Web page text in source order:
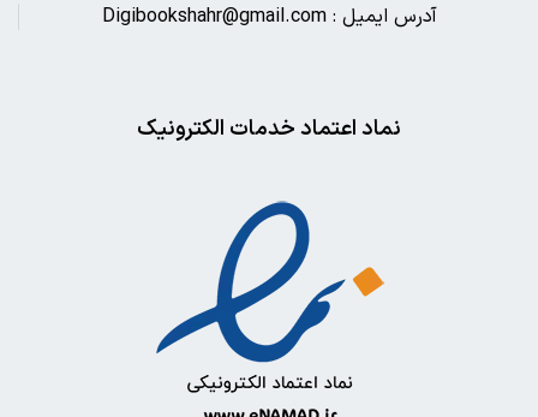
آدرس ایمیل : Digibookshahr@gmail.com
نماد اعتماد خدمات الکترونیک